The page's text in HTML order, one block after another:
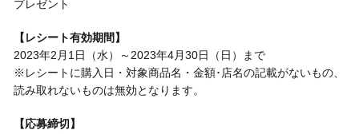
プレゼント
【レシート有効期間】
2023年2月1日（水）～2023年4月30日（日）まで
※レシートに購入日・対象商品名・金額･店名の記載がないもの、
読み取れないものは無効となります。
【応募締切】